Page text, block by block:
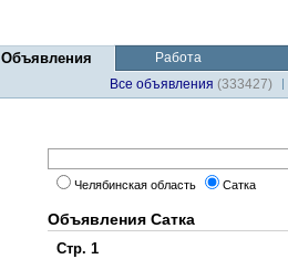
Объявления
Работа
Все объявления (333427)
Челябинская область Сатка
Объявления Сатка
Стр. 1